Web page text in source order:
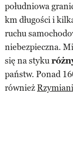
południowa
km długości i
ruchu
niebezpieczna.
się na styku
państw. Ponad
również